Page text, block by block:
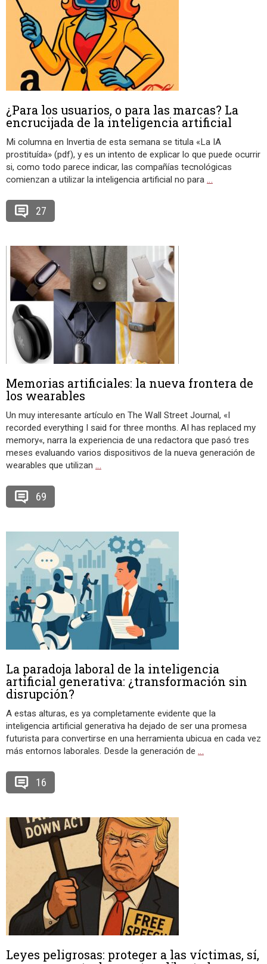
¿Para los usuarios, o para las marcas? La
encrucijada de la inteligencia artificial
Mi columna en Invertia de esta semana se titula «La IA
prostituída» (pdf), y es un intento de explicar lo que puede ocurrir
si, como todo parece indicar, las compañías tecnológicas
comienzan a utilizar la inteligencia artificial no para …
27
Memorias artificiales: la nueva frontera de
los wearables
Un muy interesante artículo en The Wall Street Journal, «I
recorded everything I said for three months. AI has replaced my
memory«, narra la experiencia de una redactora que pasó tres
meses evaluando varios dispositivos de la nueva generación de
wearables que utilizan …
69
La paradoja laboral de la inteligencia
artificial generativa: ¿transformación sin
disrupción?
A estas alturas, es ya completamente evidente que la
inteligencia artificial generativa ha dejado de ser una promesa
futurista para convertirse en una herramienta ubicua en cada vez
más entornos laborales. Desde la generación de …
16
Leyes peligrosas: proteger a las víctimas, sí,